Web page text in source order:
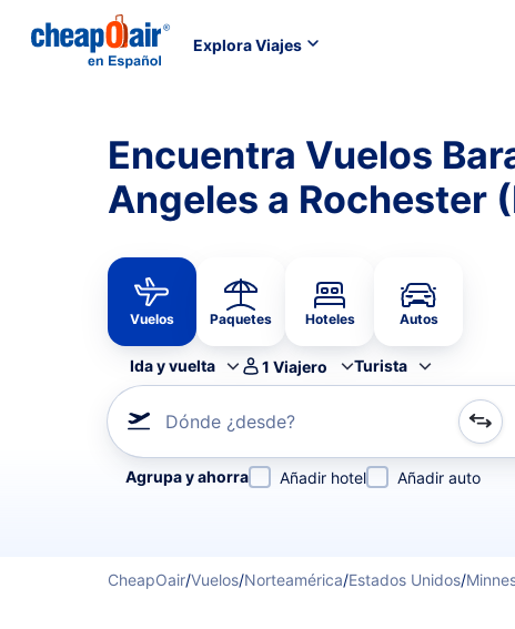
Explora Viajes
Encuentra Vuelos
Angeles a Rochester
Vuelos Paquetes Hoteles Autos
Ida y vuelta 1 Viajero Turista
Dónde ¿desde?
Refina tu búsqueda por aerolínea, por ciudad o
Agrupa y ahorra Añadir hotel Añadir auto
CheapOair/Vuelos/Norteamérica/Estados Unidos/